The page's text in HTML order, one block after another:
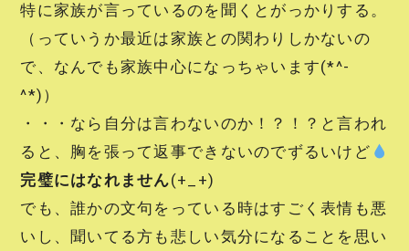
特に家族が言っているのを聞くとがっかりする。
（っていうか最近は家族との関わりしかないの
で、なんでも家族中心になっちゃいます(*^-
^*)）
・・・なら自分は言わないのか！？！？と言われ
ると、胸を張って返事できないのでずるいけど
完璧にはなれません(+_+)
でも、誰かの文句をっている時はすごく表情も悪
いし、聞いてる方も悲しい気分になることを思い